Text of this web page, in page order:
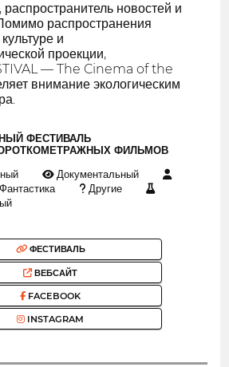
распространитель новостей и
распространения
и
проекции,
— The Cinema of the
внимание экологическим
ФЕСТИВАЛЬ
ФИЛЬМОВ
Документальный
Другие
ФЕСТИВАЛЬ
ВЕБСАЙТ
FACEBOOK
INSTAGRAM